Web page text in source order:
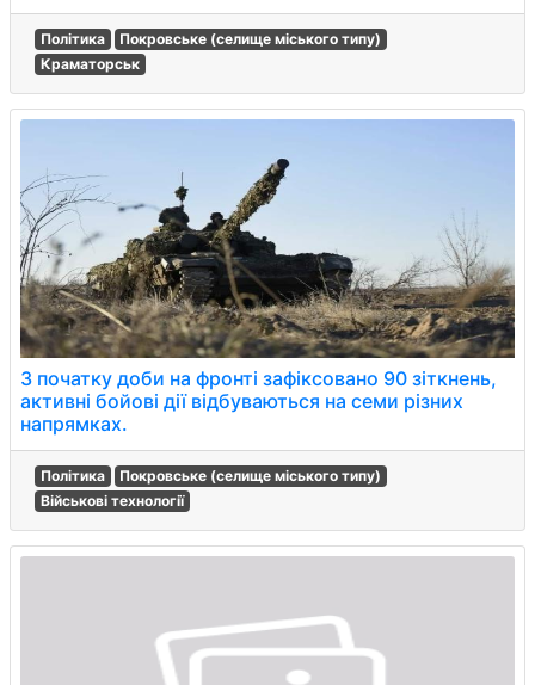
Політика
Покровське (селище міського типу)
Краматорськ
З початку доби на фронті зафіксовано 90 зіткнень,
активні бойові дії відбуваються на семи різних
напрямках.
Політика
Покровське (селище міського типу)
Військові технології